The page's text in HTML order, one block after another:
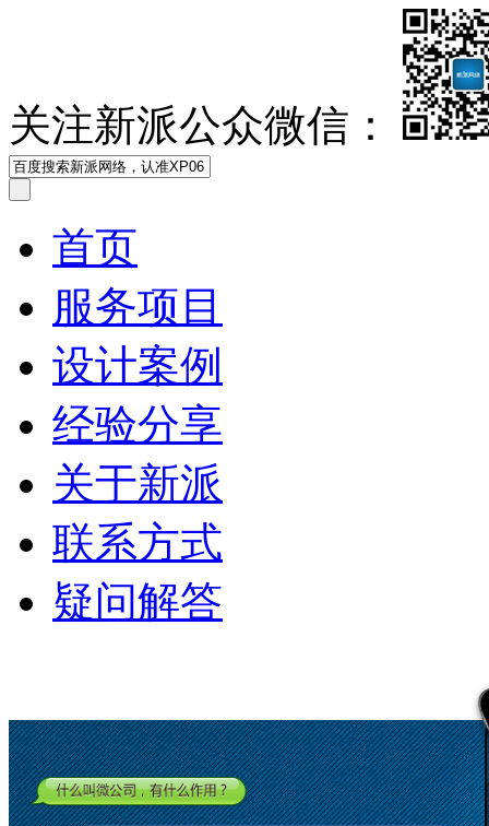
关注新派公众微信：
首页
服务项目
设计案例
经验分享
关于新派
联系方式
疑问解答